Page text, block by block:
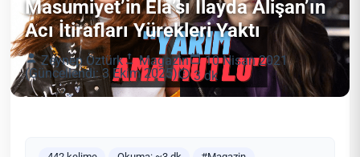
Masumiyet’in Ela’sı İlayda Alişan’ın
Acı İtirafları Yürekleri Yaktı
Zeynep Öztürk Magazin
10 Nisan 2021
(Güncellendi: 3 Ekim 2025)
3 dk